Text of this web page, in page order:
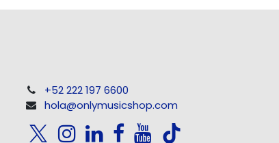
+52 222 197 6600
hola@onlymusicshop.com